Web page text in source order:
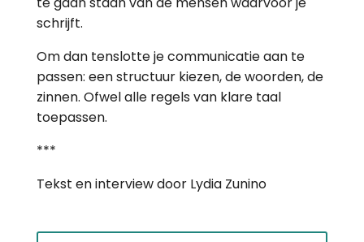
schrijft.
Om dan tenslotte je communicatie aan te
passen: een structuur kiezen, de woorden, de
zinnen. Ofwel alle regels van klare taal
toepassen.
***
Tekst en interview door Lydia Zunino